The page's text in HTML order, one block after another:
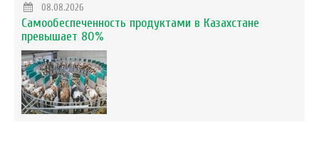
08.08.2026
Самообеспеченность продуктами в Казахстане
превышает 80%